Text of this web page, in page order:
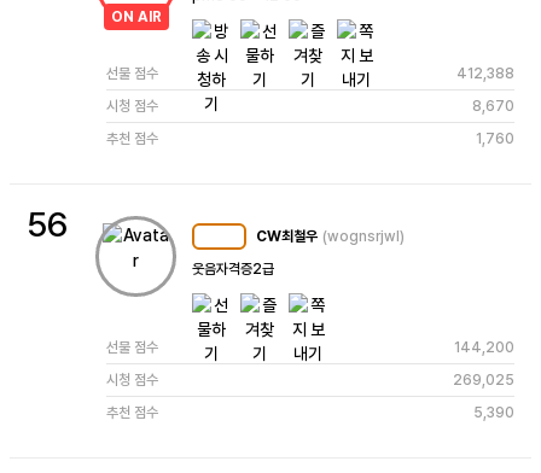
ON AIR
선물 점수
412,388
시청 점수
8,670
추천 점수
1,760
56 CW최철우 (wognsrjwl)
웃음자격증2급
선물 점수
144,200
시청 점수
269,025
추천 점수
5,390